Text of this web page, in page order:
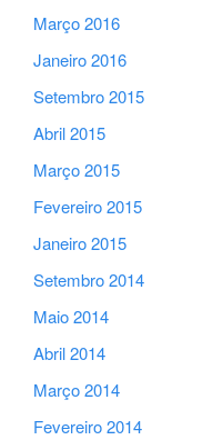
Março 2016
Janeiro 2016
Setembro 2015
Abril 2015
Março 2015
Fevereiro 2015
Janeiro 2015
Setembro 2014
Maio 2014
Abril 2014
Março 2014
Fevereiro 2014